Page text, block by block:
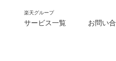
楽天グループ
サービス一覧 お問い